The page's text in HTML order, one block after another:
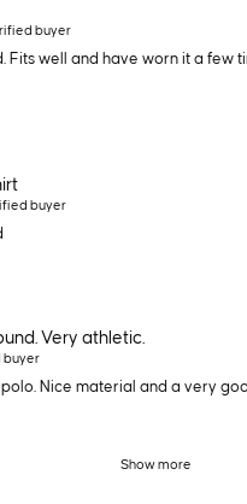
buyer
Fits well and have worn it a few
buyer
Very athletic.
buyer
Nice material and a very
Show more